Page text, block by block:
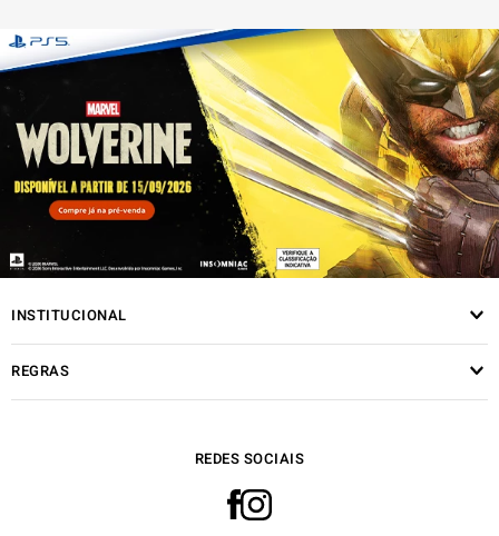
INSTITUCIONAL
REGRAS
REDES SOCIAIS